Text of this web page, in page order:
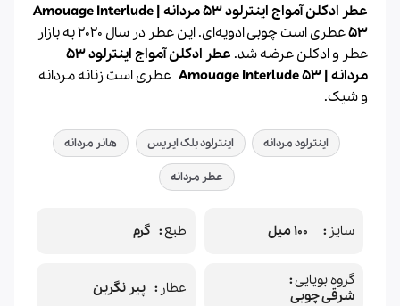
عطر ادکلن آمواج اینترلود 53 مردانه | Amouage Interlude
53عطری است چوبی ادویه‌ای. این عطر در سال 2020 به بازار
عطر وادکلنعرضه شد.
عطر ادکلن آمواج اینترلود 53
مردانه | Amouage Interlude 53
عطری است زنانه مردانه
و شیک.
اینترلود مردانه اینترلود بلک ایریس هانر مردانه
عطر مردانه
سایز طبع گرم
گروه بویایی
شرقی چوبی
عطار پیر نگرین